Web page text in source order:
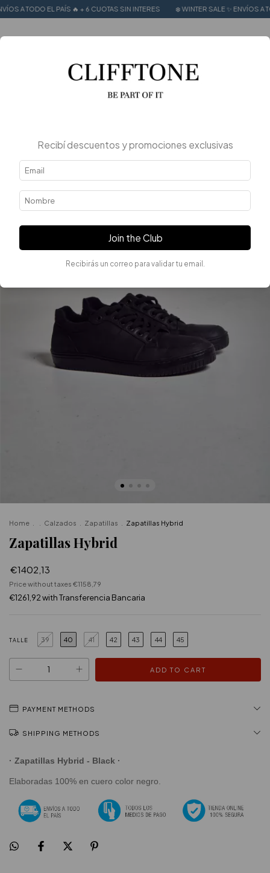
PAÍS 🔥 + 6 CUOTAS SIN INTERES ❄️ WINTER SALE ✨ ENVÍOS A TODO EL
Home Calzados Zapatillas Zapatillas Hybrid
Zapatillas Hybrid
€1402,13
Price without taxes €1158,79
€1261,92withTransferencia Bancaria
TALLE 39 40 41 42 43 44 45
PAYMENT METHODS
SHIPPING METHODS
· Zapatillas Hybrid - Black ·
Elaboradas 100% en cuero color negro.
Recibí descuentos y promociones exclusivas
Join the Club
Recibirás un correo para validar tu email.